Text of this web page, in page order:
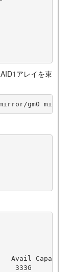
アレイを束
gm0 mirror/
Capacity
333G     0%